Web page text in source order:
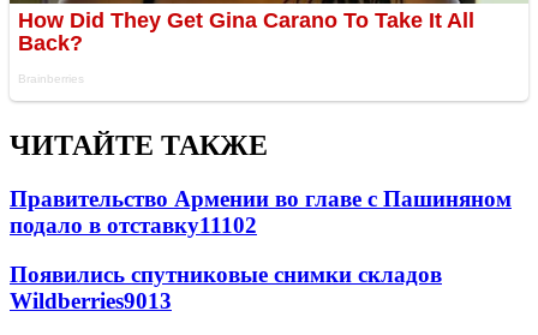
ЧИТАЙТЕ ТАКЖЕ
Правительство Армении во главе с Пашиняном
подало в отставку11102
Появились спутниковые снимки складов
Wildberries9013